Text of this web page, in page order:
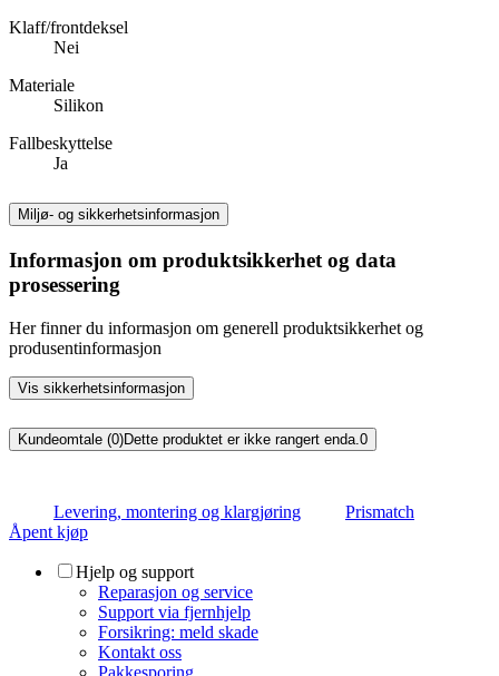
Klaff/frontdeksel
Nei
Materiale
Silikon
Fallbeskyttelse
Ja
Miljø- og sikkerhetsinformasjon
Informasjon om produktsikkerhet og data
prosessering
Her finner du informasjon om generell produktsikkerhet og
produsentinformasjon
Vis sikkerhetsinformasjon
Kundeomtale (0)Dette produktet er ikke rangert enda.0
Levering, montering og klargjøring
Prismatch
Åpent kjøp
Hjelp og support
Reparasjon og service
Support via fjernhjelp
Forsikring: meld skade
Kontakt oss